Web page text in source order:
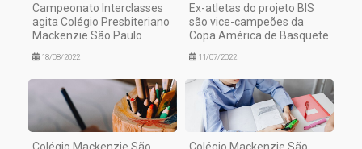
Campeonato Interclasses
agita Colégio Presbiteriano
Mackenzie São Paulo
18/08/2022
Ex-atletas do projeto BIS
são vice-campeões da
Copa América de Basquete
11/07/2022